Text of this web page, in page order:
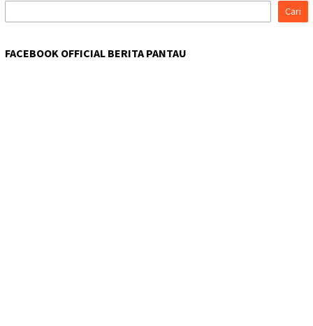
Cari
FACEBOOK OFFICIAL BERITA PANTAU